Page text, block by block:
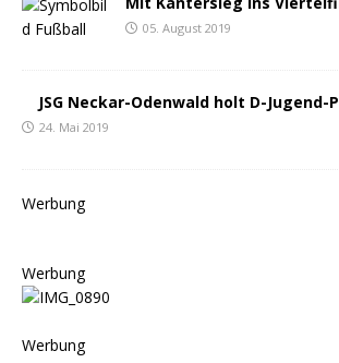
05. August 2019
JSG Neckar-Odenwald holt D-Jugend-
24. Mai 2019
Werbung
Werbung
Werbung